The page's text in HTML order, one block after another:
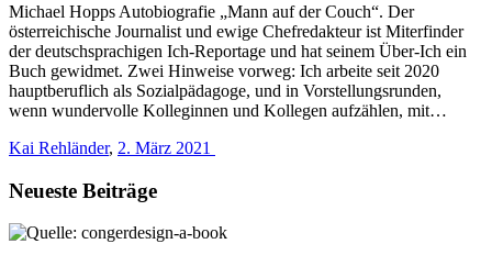
Michael Hopps Autobiografie „Mann auf der Couch“. Der
österreichische Journalist und ewige Chefredakteur ist Miterfinder
der deutschsprachigen Ich-Reportage und hat seinem Über-Ich ein
Buch gewidmet. Zwei Hinweise vorweg: Ich arbeite seit 2020
hauptberuflich als Sozialpädagoge, und in Vorstellungsrunden,
wenn wundervolle Kolleginnen und Kollegen aufzählen, mit…
Kai Rehländer, 2. März 2021
Neueste Beiträge